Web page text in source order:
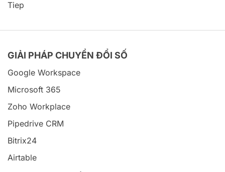
GIẢI PHÁP CHUYỂN ĐỔI SỐ
Google Workspace
Microsoft 365
Zoho Workplace
Pipedrive CRM
Bitrix24
Airtable